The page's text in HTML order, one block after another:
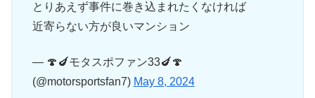
とりあえず事件に巻き込まれたくなければ
近寄らない方が良いマンション
— 🍄🍆モタスポファン33🍆🍄
(@motorsportsfan7) May 8, 2024